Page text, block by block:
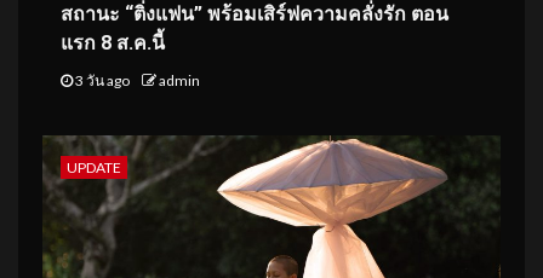
สถานะ “ติ่งแฟน” พร้อมเสิร์ฟความคลั่งรัก ตอน
แรก 8 ส.ค.นี้
3 วัน ago admin
UPDATE